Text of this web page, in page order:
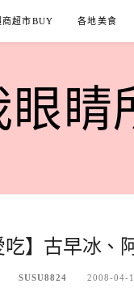
商超市BUY 各地美食
睛
吃】古早冰、
SUSU8824 2008-04-